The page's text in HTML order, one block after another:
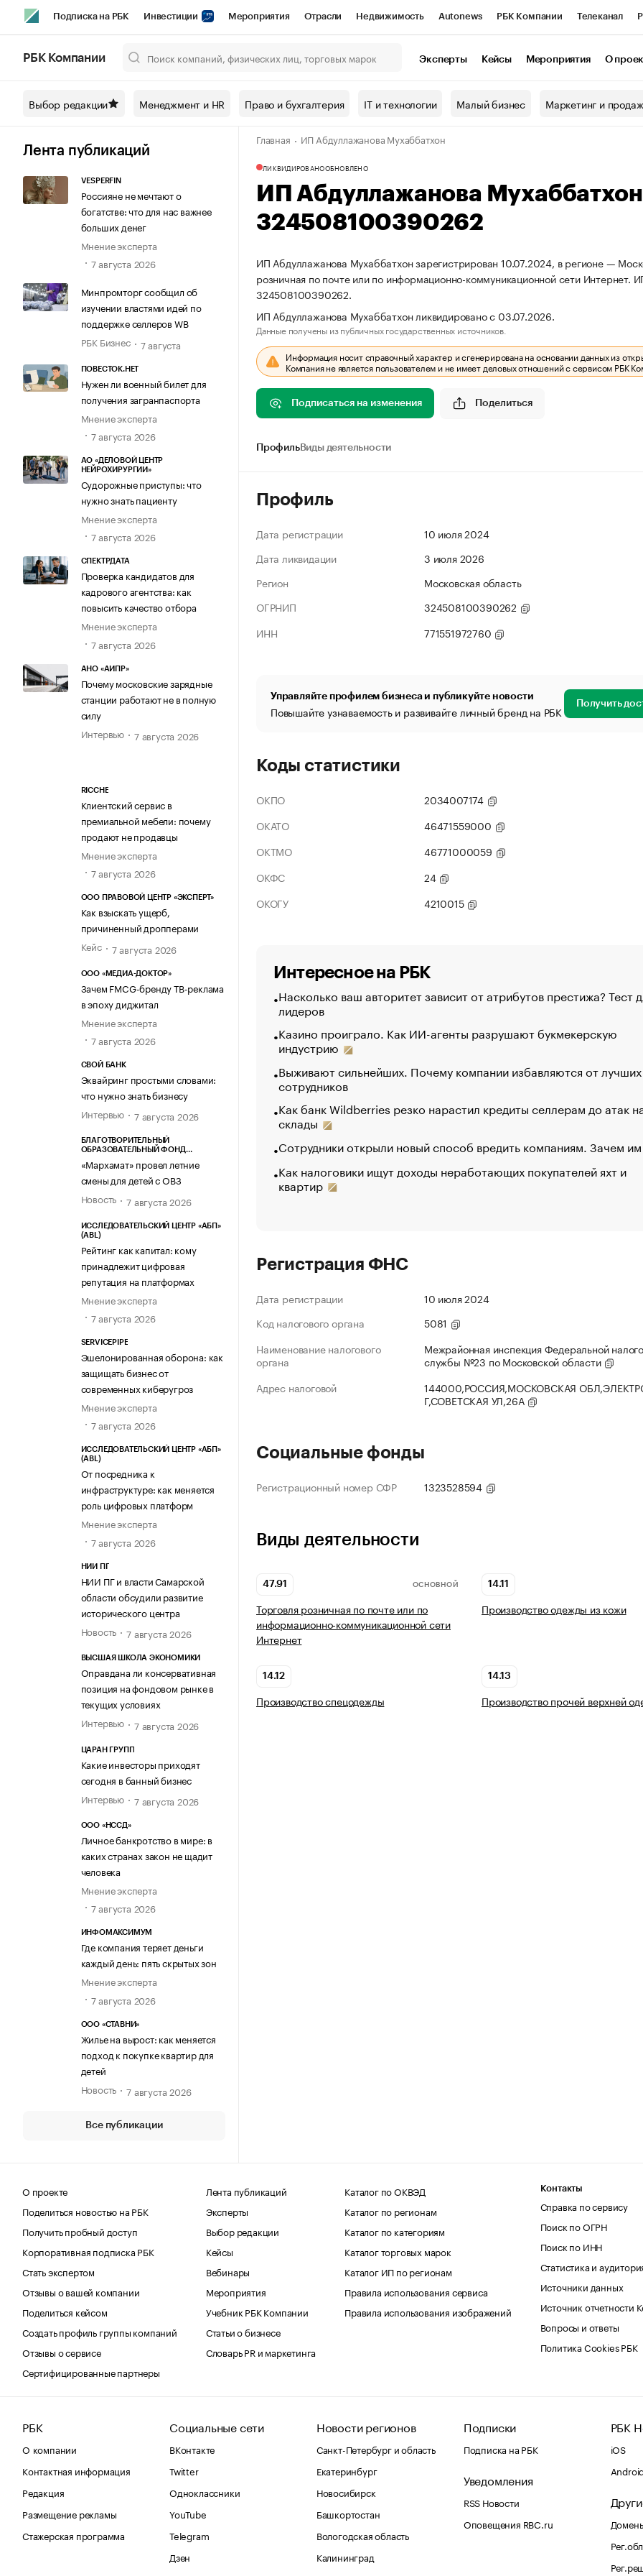
Подписка на РБК Инвестиции Мероприятия Отрасли Недвижимость Autonews РБК Компании Телеканал
Спецпроекты СПб Конференции СПб Спецпроекты Проверка контрагентов
Технологии и медиа Рынок наличной валюты
РБК Компании Эксперты Кейсы Мероприятия О
Выбор редакции Менеджмент и HR Право и бухгалтерия IT и технологии Малый бизнес Маркетинг и
Лента публикаций
VESPERFIN
Россияне не мечтают о
богатстве: что для нас важнее
больших денег
Мнение эксперта
7 августа 2026
Минпромторг сообщил об
изучении властями идей по
поддержке селлеров WB
РБК Бизнес
7 августа
ПОВЕСТОК.НЕТ
Нужен ли военный билет для
получения загранпаспорта
Мнение эксперта
7 августа 2026
АО «ДЕЛОВОЙ ЦЕНТР
НЕЙРОХИРУРГИИ»
Судорожные приступы: что
нужно знать пациенту
Мнение эксперта
7 августа 2026
СПЕКТРДАТА
Проверка кандидатов для
кадрового агентства: как
повысить качество отбора
Мнение эксперта
7 августа 2026
АНО «АИПР»
Почему московские зарядные
станции работают не в полную
силу
Интервью
7 августа 2026
RICCHE
Клиентский сервис в
премиальной мебели: почему
продают не продавцы
Мнение эксперта
7 августа 2026
ООО ПРАВОВОЙ ЦЕНТР «ЭКСПЕРТ»
Как взыскать ущерб,
причиненный дропперами
Кейс
7 августа 2026
ООО «МЕДИА-ДОКТОР»
Зачем FMCG-бренду ТВ-реклама
в эпоху диджитал
Мнение эксперта
7 августа 2026
СВОЙ БАНК
Эквайринг простыми словами:
что нужно знать бизнесу
Интервью
7 августа 2026
БЛАГОТВОРИТЕЛЬНЫЙ
ОБРАЗОВАТЕЛЬНЫЙ ФОНД
«Мархамат» провел летние
смены для детей с ОВЗ
Новость
7 августа 2026
ИССЛЕДОВАТЕЛЬСКИЙ ЦЕНТР «АБП»
(ABL)
Рейтинг как капитал: кому
принадлежит цифровая
репутация на платформах
Мнение эксперта
7 августа 2026
SERVICEPIPE
Эшелонированная оборона: как
защищать бизнес от
современных киберугроз
Мнение эксперта
7 августа 2026
ИССЛЕДОВАТЕЛЬСКИЙ ЦЕНТР «АБП»
(ABL)
От посредника к
инфраструктуре: как меняется
роль цифровых платформ
Мнение эксперта
7 августа 2026
НИИ ПГ
НИИ ПГ и власти Самарской
области обсудили развитие
исторического центра
Новость
7 августа 2026
ВЫСШАЯ ШКОЛА ЭКОНОМИКИ
Оправдана ли консервативная
позиция на фондовом рынке в
текущих условиях
Интервью
7 августа 2026
ЦАРАН ГРУПП
Какие инвесторы приходят
сегодня в банный бизнес
Интервью
7 августа 2026
ООО «НССД»
Личное банкротство в мире: в
каких странах закон не щадит
человека
Мнение эксперта
7 августа 2026
ИНФОМАКСИМУМ
Где компания теряет деньги
каждый день: пять скрытых зон
Мнение эксперта
7 августа 2026
ООО «СТАВНИ»
Жилье на вырост: как меняется
подход к покупке квартир для
детей
Новость
7 августа 2026
Все публикации
Главная ИП Абдуллажанова Мухаббатхон
ЛИКВИДИРОВАНООБНОВЛЕНО
ИП Абдуллажанова
324508100390262
ИП Абдуллажанова Мухаббатхон зарегистрирован 10.07.2024, в регионе —
розничная по почте или по информационно-коммуникационной сети
324508100390262.
ИП Абдуллажанова Мухаббатхон ликвидировано с 03.07.2026.
Данные получены из публичных государственных источников.
Информация носит справочный характер и сгенерирована на основании данных из
Компания не является пользователем и не имеет деловых отношений с сервисом РБК
Подписаться на изменения Поделиться
ПрофильВиды деятельности
Профиль
Дата регистрации
10 июля 2024
Дата ликвидации
3 июля 2026
Регион
Московская область
ОГРНИП
324508100390262
ИНН
771551972760
Управляйте профилем бизнеса и публикуйте новости
Повышайте узнаваемость и развивайте личный бренд на РБК Получить
Коды статистики
ОКПО
2034007174
ОКАТО
46471559000
ОКТМО
46771000059
ОКФС
24
ОКОГУ
4210015
Интересное на РБК
Насколько ваш авторитет зависит от атрибутов престижа? Тест
лидеров
Казино проиграло. Как ИИ-агенты разрушают букмекерскую
индустрию
Выживают сильнейших. Почему компании избавляются от лучших
сотрудников
Как банк Wildberries резко нарастил кредиты селлерам до атак
склады
Сотрудники открыли новый способ вредить компаниям. Зачем
Как налоговики ищут доходы неработающих покупателей яхт и
квартир
Регистрация ФНС
Дата регистрации
10 июля 2024
Код налогового органа
5081
Наименование налогового
органа
Межрайонная инспекция Федеральной
службы №23 по Московской области
Адрес налоговой
144000,РОССИЯ,МОСКОВСКАЯ
Г,СОВЕТСКАЯ УЛ,26А
Социальные фонды
Регистрационный номер СФР 1323528594
Виды деятельности
47.91 ОСНОВНОЙ
Торговля розничная по почте или по
информационно-коммуникационной сети
Интернет
14.11
Производство одежды из кожи
14.12
Производство спецодежды
14.13
Производство прочей верхней
О проекте
Поделиться новостью на РБК
Получить пробный доступ
Корпоративная подписка РБК
Стать экспертом
Отзывы о вашей компании
Поделиться кейсом
Создать профиль группы компаний
Отзывы о сервисе
Сертифицированные партнеры
Лента публикаций
Эксперты
Выбор редакции
Кейсы
Вебинары
Мероприятия
Учебник РБК Компании
Статьи о бизнесе
Словарь PR и маркетинга
Каталог по ОКВЭД
Каталог по регионам
Каталог по категориям
Каталог торговых марок
Каталог ИП по регионам
Правила использования сервиса
Правила использования изображений
Контакты
Справка по сервису
Поиск по ОГРН
Поиск по ИНН
Статистика и
Источники данных
Источник отчетности
Вопросы и ответы
Политика Cookies РБК
РБК
О компании
Контактная информация
Редакция
Размещение рекламы
Стажерская программа
Социальные сети
ВКонтакте
Twitter
Одноклассники
YouTube
Telegram
Дзен
Новости регионов
Санкт-Петербург и область
Екатеринбург
Новосибирск
Башкортостан
Вологодская область
Калининград
Подписки
Подписка на РБК
Уведомления
RSS Новости
Оповещения RBC.ru
РБК
iOS